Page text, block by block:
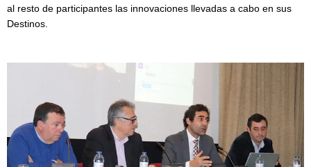
al resto de participantes las innovaciones llevadas a cabo en sus
Destinos.